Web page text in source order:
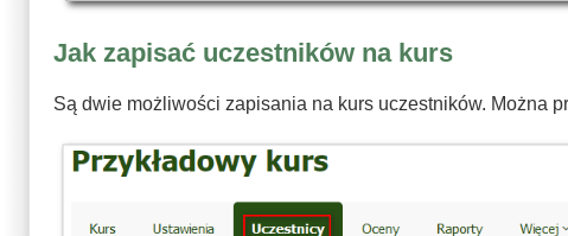
Jak zapisać uczestników na kurs
Są dwie możliwości zapisania na kurs uczestników. Można